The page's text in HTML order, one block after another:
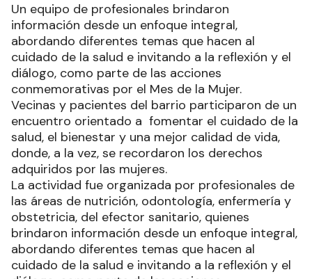
Un equipo de profesionales brindaron
información desde un enfoque integral,
abordando diferentes temas que hacen al
cuidado de la salud e invitando a la reflexión y el
diálogo, como parte de las acciones
conmemorativas por el Mes de la Mujer.
Vecinas y pacientes del barrio participaron de un
encuentro orientado a fomentar el cuidado de la
salud, el bienestar y una mejor calidad de vida,
donde, a la vez, se recordaron los derechos
adquiridos por las mujeres.
La actividad fue organizada por profesionales de
las áreas de nutrición, odontología, enfermería y
obstetricia, del efector sanitario, quienes
brindaron información desde un enfoque integral,
abordando diferentes temas que hacen al
cuidado de la salud e invitando a la reflexión y el